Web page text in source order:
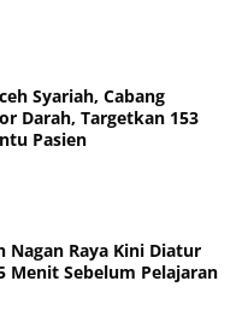
Syariah, Cabang
Darah, Targetkan 153
Pasien
Nagan Raya Kini Diatur
Menit Sebelum Pelajaran